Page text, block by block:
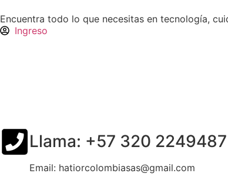
Encuentra todo lo que necesitas en tecnología,
Ingreso
Llama: +57 320 2249487
Email: hatiorcolombiasas@gmail.com